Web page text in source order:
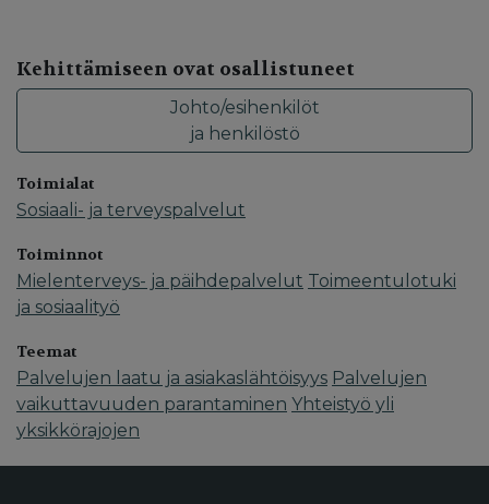
Kehittämiseen ovat osallistuneet
Johto/esihenkilöt
ja henkilöstö
Toimialat
Sosiaali- ja terveyspalvelut
Toiminnot
Mielenterveys- ja päihdepalvelut Toimeentulotuki
ja sosiaalityö
Teemat
Palvelujen laatu ja asiakaslähtöisyys Palvelujen
vaikuttavuuden parantaminen Yhteistyö yli
yksikkörajojen